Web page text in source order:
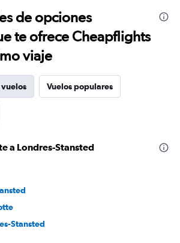
de opciones
te ofrece Cheapflights
viaje
Vuelos populares
a Londres-Stansted
Stansted